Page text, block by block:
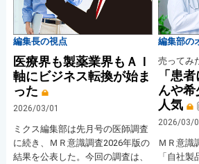
編集長の視点
医療界も製薬業界もＡＩ
軸にビジネス転換が始ま
った
2026/03/01
ミクス編集部は先月号の医師調査
に続き、ＭＲ意識調査2026年版の
結果を公表した。今回の調査は、
編集部の
売ってみ
「患
んや
人気
2026/03/
ＭＲ意識
「自社